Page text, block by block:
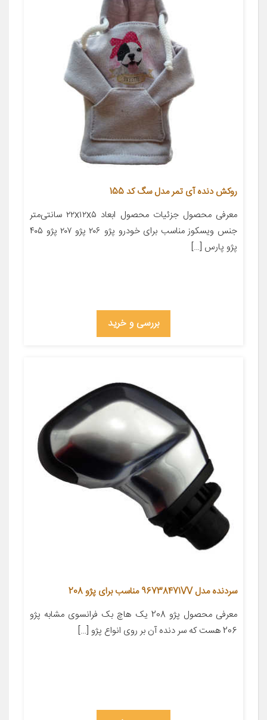
روکش دنده آی تمر مدل سگ کد 155
معرفی محصول جزئیات محصول ابعاد ۲۲x۱۲x۵ سانتی‌متر
جنس ویسکوز مناسب برای خودرو پژو ۲۰۶ پژو ۲۰۷ پژو ۴۰۵
پژو پارس […]
بررسی و خرید
سردنده مدل 96738471VV مناسب برای پژو 208
معرفی محصول پژو 208 یک هاچ بک فرانسوی مشابه پژو
206 هست که سر دنده آن بر روی انواع پژو […]